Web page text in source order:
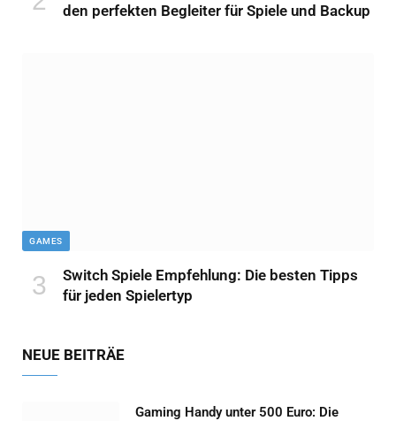
den perfekten Begleiter für Spiele und Backup
GAMES
Switch Spiele Empfehlung: Die besten Tipps
für jeden Spielertyp
NEUE BEITRÄE
Gaming Handy unter 500 Euro: Die